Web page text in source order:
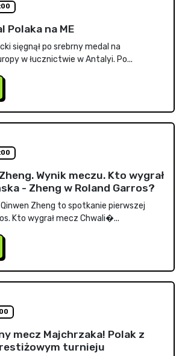
Polaka na ME
sięgnął po srebrny medal na
w łucznictwie w Antalyi. Po...
Wynik meczu. Kto wygrał
- Zheng w Roland Garros?
Zheng to spotkanie pierwszej
Kto wygrał mecz Chwali�...
mecz Majchrzaka! Polak z
turnieju